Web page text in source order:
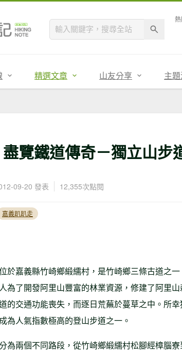
精選文章 山友分享 主
盡覽鐵道傳奇－獨立山步
09-20 發表 12,355次點閱
嘉義趴趴走
於嘉義縣竹崎鄉緞繻村，是竹崎鄉三條古道之
為了開發阿里山豐富的林業資源，修建了阿里
的交通功能喪失，而逐日荒蕪於蔓草之中。所
為人氣指數極高的登山步道之一。
為兩個不同路段，從竹崎鄉緞繻村松腳經樟腦